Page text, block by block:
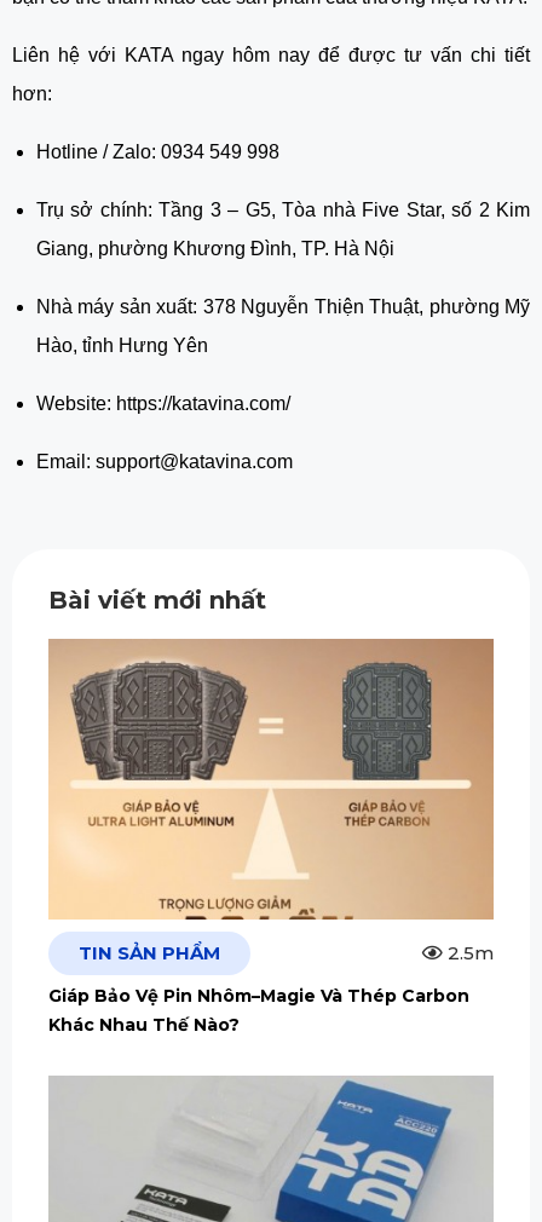
Liên hệ với KATA ngay hôm nay để được tư vấn chi tiết
hơn:
Hotline / Zalo: 0934 549 998
Trụ sở chính: Tầng 3 – G5, Tòa nhà Five Star, số 2 Kim
Giang, phường Khương Đình, TP. Hà Nội
Nhà máy sản xuất: 378 Nguyễn Thiện Thuật, phường Mỹ
Hào, tỉnh Hưng Yên
Website: https://katavina.com/
Email: support@katavina.com
Bài viết mới nhất
TIN SẢN PHẨM 2.5m
Giáp Bảo Vệ Pin Nhôm–Magie Và Thép Carbon
Khác Nhau Thế Nào?